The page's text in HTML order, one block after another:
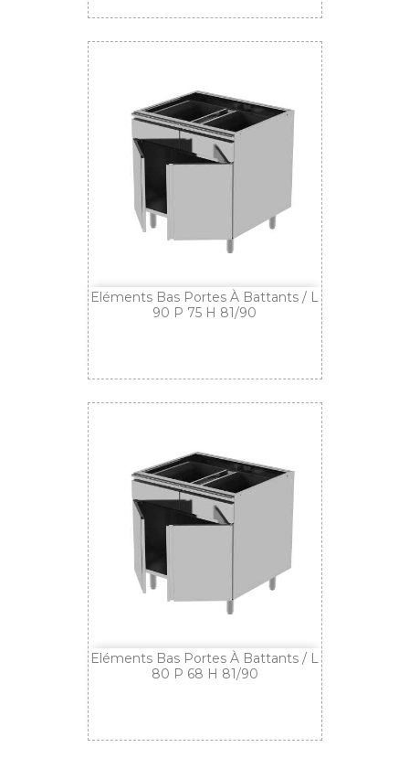
Eléments Bas Portes À Battants / L
90 P 75 H 81/90
Eléments Bas Portes À Battants / L
80 P 68 H 81/90